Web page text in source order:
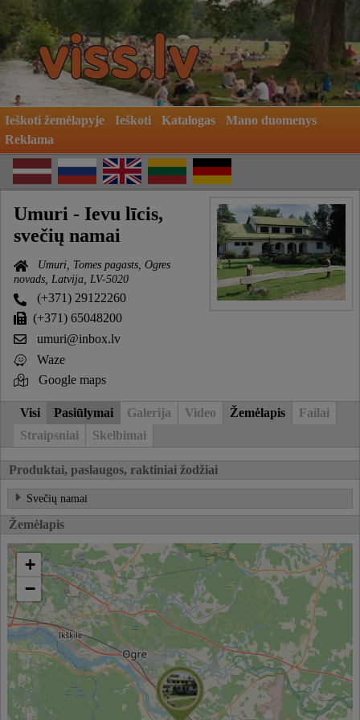
Ieškoti žemėlapyje Ieškoti Katalogas
Mano duomenys
Reklama
Umuri - Ievu līcis,
svečių namai
Umuri, Tomes pagasts, Ogres
novads, Latvija, LV-5020
(+371) 29122260
(+371) 65048200
umuri@inbox.lv
Waze
Google maps
Visi Pasiūlymai Galerija Video Žemėlapis
Failai
Straipsniai
Skelbimai
Produktai, paslaugos, raktiniai žodžiai
Svečių namai
Žemėlapis
+
−